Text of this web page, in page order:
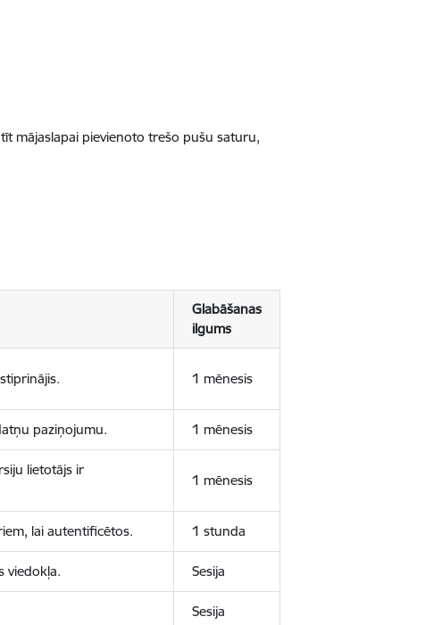
mājaslapai pievienoto trešo pušu saturu,
Glabāšanas
ilgums
1 mēnesis
paziņojumu. 1 mēnesis
lietotājs ir
1 mēnesis
lai autentificētos. 1 stunda
viedokļa. Sesija
Sesija